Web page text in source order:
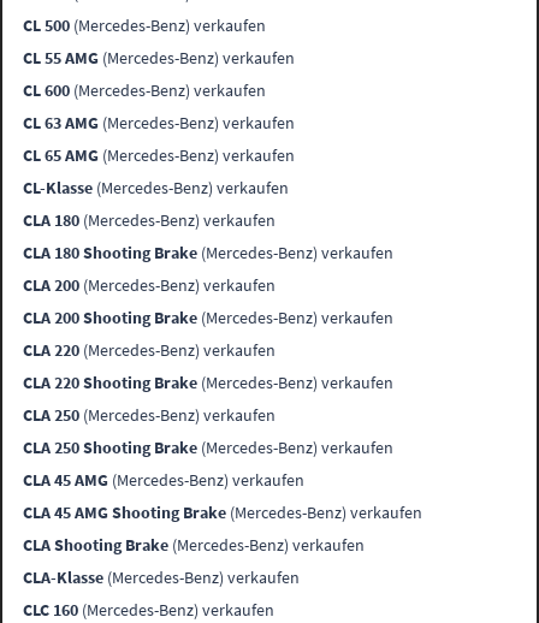
CL 500 (Mercedes-Benz) verkaufen
CL 55 AMG (Mercedes-Benz) verkaufen
CL 600 (Mercedes-Benz) verkaufen
CL 63 AMG (Mercedes-Benz) verkaufen
CL 65 AMG (Mercedes-Benz) verkaufen
CL-Klasse (Mercedes-Benz) verkaufen
CLA 180 (Mercedes-Benz) verkaufen
CLA 180 Shooting Brake (Mercedes-Benz) verkaufen
CLA 200 (Mercedes-Benz) verkaufen
CLA 200 Shooting Brake (Mercedes-Benz) verkaufen
CLA 220 (Mercedes-Benz) verkaufen
CLA 220 Shooting Brake (Mercedes-Benz) verkaufen
CLA 250 (Mercedes-Benz) verkaufen
CLA 250 Shooting Brake (Mercedes-Benz) verkaufen
CLA 45 AMG (Mercedes-Benz) verkaufen
CLA 45 AMG Shooting Brake (Mercedes-Benz) verkaufen
CLA Shooting Brake (Mercedes-Benz) verkaufen
CLA-Klasse (Mercedes-Benz) verkaufen
CLC 160 (Mercedes-Benz) verkaufen